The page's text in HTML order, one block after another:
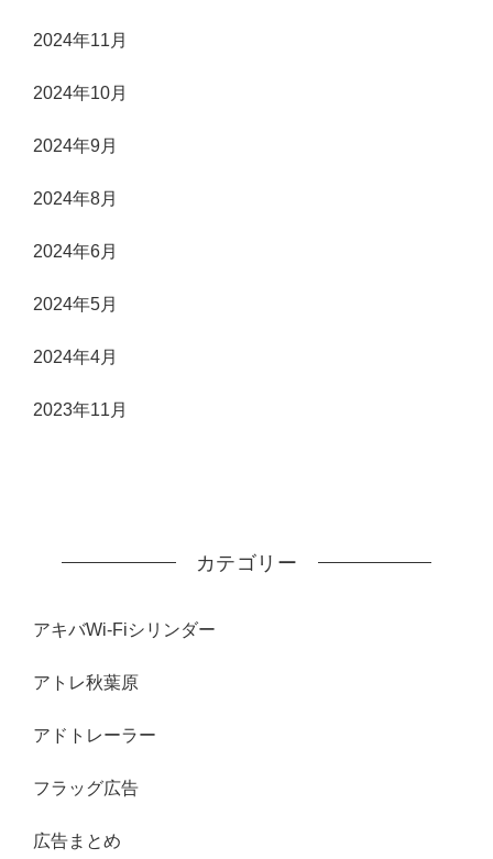
2024年11月
2024年10月
2024年9月
2024年8月
2024年6月
2024年5月
2024年4月
2023年11月
カテゴリー
アキバWi-Fiシリンダー
アトレ秋葉原
アドトレーラー
フラッグ広告
広告まとめ